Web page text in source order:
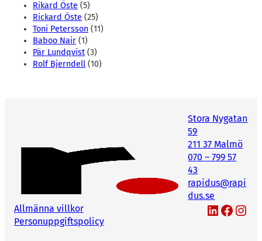
Rikard Öste (5)
Rickard Öste (25)
Toni Petersson (11)
Baboo Nair (1)
Pär Lundqvist (3)
Rolf Bjerndell (10)
Stora Nygatan
59
211 37 Malmö
070 – 799 57
43
rapidus@rapi
dus.se
Allmänna villkor
Personuppgiftspolicy
LinkedIn Facebook Instagram